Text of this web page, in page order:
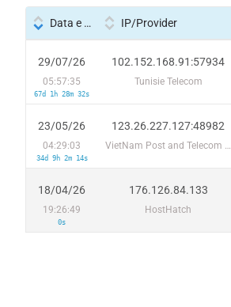
Data e ora IP/Provider
29/07/26
05:57:35
67d 1h 28m 32s
102.152.168.91:57934
Tunisie Telecom
23/05/26
04:29:03
34d 9h 2m 14s
123.26.227.127:48982
VietNam Post and Telecom Corporation
18/04/26
19:26:49
0s
176.126.84.133
HostHatch